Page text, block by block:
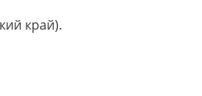
край).